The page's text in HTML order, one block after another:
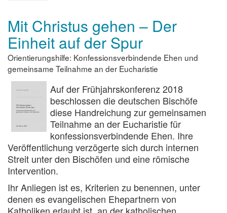
eine
gegenseitige
Einladung
zur
Teilnahme
an
Feier
der
Eucharistie
Mit Christus gehen – Der
Einheit auf der Spur
Orientierungshilfe: Konfessionsverbindende Ehen und
gemeinsame Teilnahme an der Eucharistie
Auf der Frühjahrskonferenz 2018
beschlossen die deutschen Bischöfe
diese Handreichung zur gemeinsamen
Teilnahme an der Eucharistie für
konfessionsverbindende Ehen. Ihre
Veröffentlichung verzögerte sich durch internen
Streit unter den Bischöfen und eine römische
Intervention.
Ihr Anliegen ist es, Kriterien zu benennen, unter
denen es evangelischen Ehepartnern von
Katholiken erlaubt ist, an der katholischen